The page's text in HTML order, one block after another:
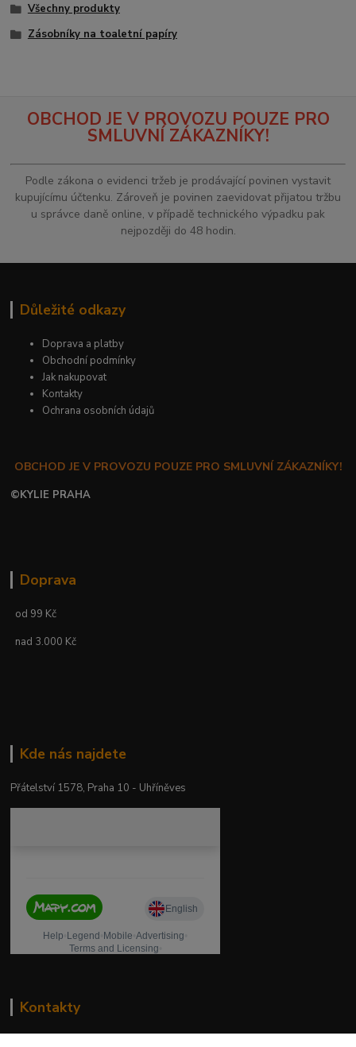
Všechny produkty
Zásobníky na toaletní papíry
OBCHOD JE V PROVOZU POUZE PRO
SMLUVNÍ ZÁKAZNÍKY!
Podle zákona o evidenci tržeb je prodávající povinen vystavit
kupujícímu účtenku. Zároveň je povinen zaevidovat přijatou tržbu
u správce daně online, v případě technického výpadku pak
nejpozději do 48 hodin.
Důležité odkazy
Doprava a platby
Obchodní podmínky
Jak nakupovat
Kontakty
Ochrana osobních údajů
OBCHOD JE V PROVOZU POUZE PRO SMLUVNÍ ZÁKAZNÍKY!
©KYLIE PRAHA
Doprava
od 99 Kč
nad 3.000 Kč
Kde nás najdete
Přátelství 1578, Praha 10 - Uhříněves
Kontakty